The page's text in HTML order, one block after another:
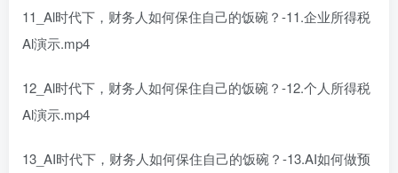
11_Al时代下，财务人如何保住自己的饭碗？-11.企业所得税
Al演示.mp4
12_Al时代下，财务人如何保住自己的饭碗？-12.个人所得税
Al演示.mp4
13_AI时代下，财务人如何保住自己的饭碗？-13.AI如何做预